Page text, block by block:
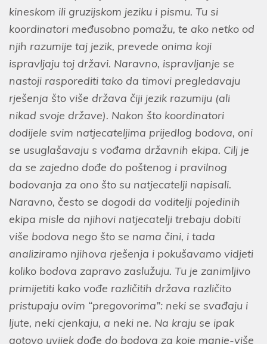
kineskom ili gruzijskom jeziku i pismu. Tu si
koordinatori međusobno pomažu, te ako netko od
njih razumije taj jezik, prevede onima koji
ispravljaju toj državi. Naravno, ispravljanje se
nastoji rasporediti tako da timovi pregledavaju
rješenja što više država čiji jezik razumiju (ali
nikad svoje države). Nakon što koordinatori
dodijele svim natjecateljima prijedlog bodova, oni
se usuglašavaju s vođama državnih ekipa. Cilj je
da se zajedno dođe do poštenog i pravilnog
bodovanja za ono što su natjecatelji napisali.
Naravno, često se dogodi da voditelji pojedinih
ekipa misle da njihovi natjecatelji trebaju dobiti
više bodova nego što se nama čini, i tada
analiziramo njihova rješenja i pokušavamo vidjeti
koliko bodova zapravo zaslužuju. Tu je zanimljivo
primijetiti kako vođe različitih država različito
pristupaju ovim “pregovorima”: neki se svađaju i
ljute, neki cjenkaju, a neki ne. Na kraju se ipak
gotovo uvijek dođe do bodova za koje manje-više